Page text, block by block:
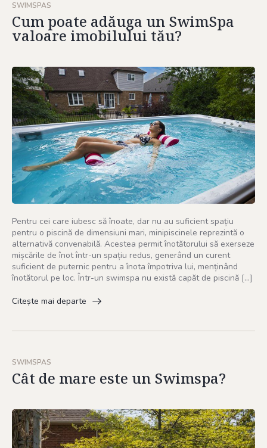
Pentru cei care iubesc să înoate, dar nu au suficient spațiu
pentru o piscină de dimensiuni mari, minipiscinele reprezintă o
alternativă convenabilă. Acestea permit înotătorului să exerseze
mișcările de înot într-un spațiu redus, generând un curent
suficient de puternic pentru a înota împotriva lui, menținând
înotătorul pe loc. Într-un swimspa nu există capăt de piscină […]
Citește mai departe
Cum poate adăuga un SwimSpa
valoare imobilului tău?
SWIMSPAS
Cât de mare este un Swimspa?
SWIMSPAS